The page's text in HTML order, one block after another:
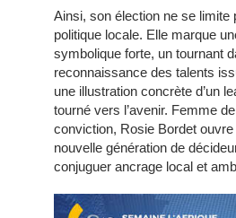
Ainsi, son élection ne se limite
politique locale. Elle marque
symbolique forte, un tournant
reconnaissance des talents
une illustration concrète d’un
tourné vers l’avenir. Femme
conviction, Rosie Bordet
nouvelle génération de
conjuguer ancrage local et